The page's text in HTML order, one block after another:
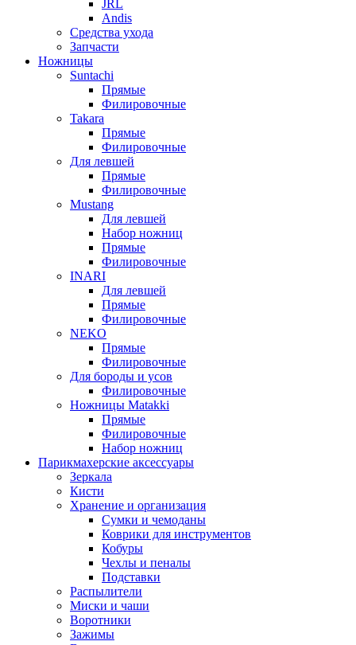
JRL
Andis
Средства ухода
Запчасти
Ножницы
Suntachi
Прямые
Филировочные
Takara
Прямые
Филировочные
Для левшей
Прямые
Филировочные
Mustang
Для левшей
Набор ножниц
Прямые
Филировочные
INARI
Для левшей
Прямые
Филировочные
NEKO
Прямые
Филировочные
Для бороды и усов
Филировочные
Ножницы Matakki
Прямые
Филировочные
Набор ножниц
Парикмахерские аксессуары
Зеркала
Кисти
Хранение и организация
Сумки и чемоданы
Коврики для инструментов
Кобуры
Чехлы и пеналы
Подставки
Распылители
Миски и чаши
Воротники
Зажимы